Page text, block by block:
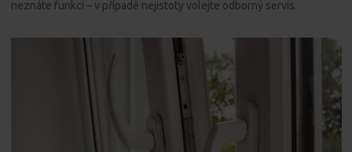
neznáte funkci – v případě nejistoty volejte odborný servis.